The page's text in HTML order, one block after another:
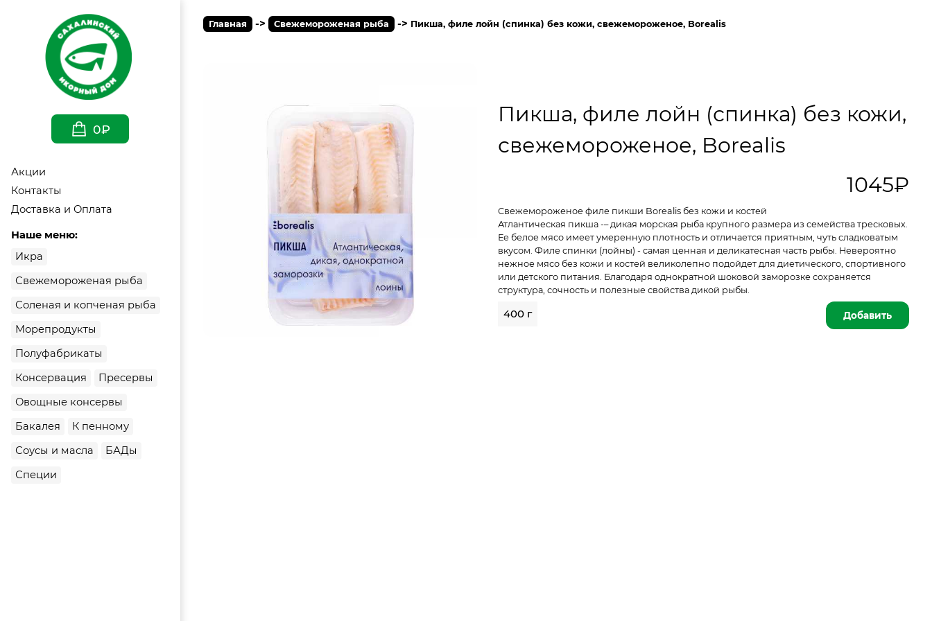
0₽
Акции
Контакты
Доставка и Оплата
Наше меню:
Икра
Свежемороженая рыба
Соленая и копченая рыба
Морепродукты
Полуфабрикаты
Консервация
Пресервы
Овощные консервы
Бакалея
К пенному
Соусы и масла
БАДы
Специи
Главная -> Свежемороженая рыба -> Пикша, филе лойн (спинка) без кожи, свежемороженое, Borealis
Пикша, филе лойн (спинка) без кожи,
свежемороженое, Borealis
1045₽
Свежемороженое филе пикши Borealis без кожи и костей
Атлантическая пикша -– дикая морская рыба крупного размера из семейства тресковых.
Ее белое мясо имеет умеренную плотность и отличается приятным, чуть сладковатым
вкусом. Филе спинки (лойны) - самая ценная и деликатесная часть рыбы. Невероятно
нежное мясо без кожи и костей великолепно подойдет для диетического, спортивного
или детского питания. Благодаря однократной шоковой заморозке сохраняется
структура, сочность и полезные свойства дикой рыбы.
400 г Добавить